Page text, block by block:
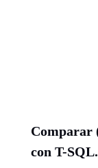
Comparar
con T-SQL.